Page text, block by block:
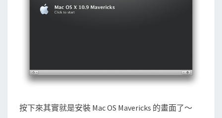
按下來其實就是安裝 Mac OS Mavericks 的畫面了～